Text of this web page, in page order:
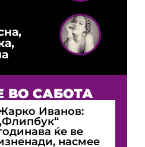
ВО САБОТА
Иванов:
ќе ве
насмее